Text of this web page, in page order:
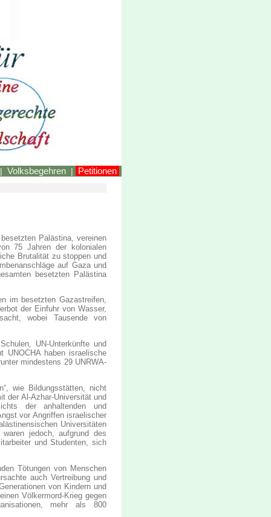
| Volksbegehren | Petitionen
Palästina, vereinen
75 Jahren der kolonialen
Brutalität zu stoppen und
auf Gaza und
besetzten Palästina
im besetzten Gazastreifen,
der Einfuhr von Wasser,
wobei Tausende von
UN-Unterkünfte und
UNOCHA haben israelische
mindestens 29 UNRWA-
wie Bildungsstätten, nicht
der Al-Azhar-Universität und
der anhaltenden und
vor Angriffen israelischer
Universitäten
jedoch, aufgrund des
und Studenten, sich
Tötungen von Menschen
auch Vertreibung und
von Kindern und
Völkermord-Krieg gegen
mehr als 800